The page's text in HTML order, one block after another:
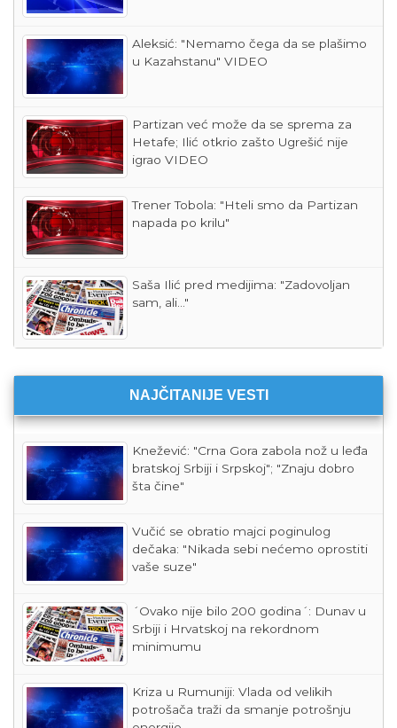
Aleksić: "Nemamo čega da se plašimo
u Kazahstanu" VIDEO
Partizan već može da se sprema za
Hetafe; Ilić otkrio zašto Ugrešić nije
igrao VIDEO
Trener Tobola: "Hteli smo da Partizan
napada po krilu"
Saša Ilić pred medijima: "Zadovoljan
sam, ali..."
NAJČITANIJE VESTI
Knežević: "Crna Gora zabola nož u leđa
bratskoj Srbiji i Srpskoj"; "Znaju dobro
šta čine"
Vučić se obratio majci poginulog
dečaka: "Nikada sebi nećemo oprostiti
vaše suze"
´Ovako nije bilo 200 godina´: Dunav u
Srbiji i Hrvatskoj na rekordnom
minimumu
Kriza u Rumuniji: Vlada od velikih
potrošača traži da smanje potrošnju